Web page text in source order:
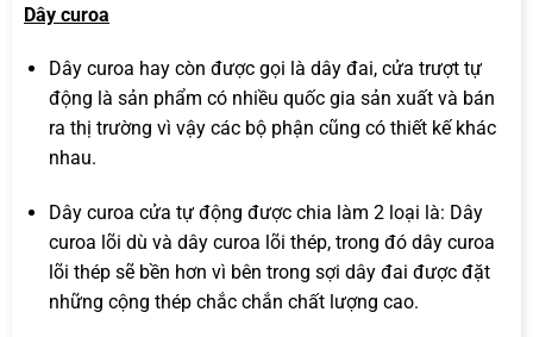
Dây curoa
Dây curoa hay còn được gọi là dây đai, cửa trượt tự
động là sản phẩm có nhiều quốc gia sản xuất và bán
ra thị trường vì vậy các bộ phận cũng có thiết kế khác
nhau.
Dây curoa cửa tự động được chia làm 2 loại là: Dây
curoa lõi dù và dây curoa lõi thép, trong đó dây curoa
lõi thép sẽ bền hơn vì bên trong sợi dây đai được đặt
những cộng thép chắc chắn chất lượng cao.